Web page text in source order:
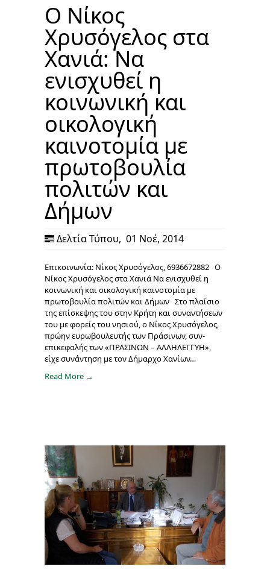
O Νίκος
Χρυσόγελος στα
Χανιά: Να
ενισχυθεί η
κοινωνική και
οικολογική
καινοτομία με
πρωτοβουλία
πολιτών και
Δήμων
Δελτία Τύπου, 01 Νοέ, 2014
Επικοινωνία: Νίκος Χρυσόγελος, 6936672882 O
Νίκος Χρυσόγελος στα Χανιά Να ενισχυθεί η
κοινωνική και οικολογική καινοτομία με
πρωτοβουλία πολιτών και Δήμων Στο πλαίσιο
της επίσκεψης του στην Κρήτη και συναντήσεων
του με φορείς του νησιού, ο Νίκος Χρυσόγελος,
πρώην ευρωβουλευτής των Πράσινων, συν-
επικεφαλής των «ΠΡΑΣΙΝΩΝ – ΑΛΛΗΛΕΓΓΥΗ»,
είχε συνάντηση με τον Δήμαρχο Χανίων…
Read More →